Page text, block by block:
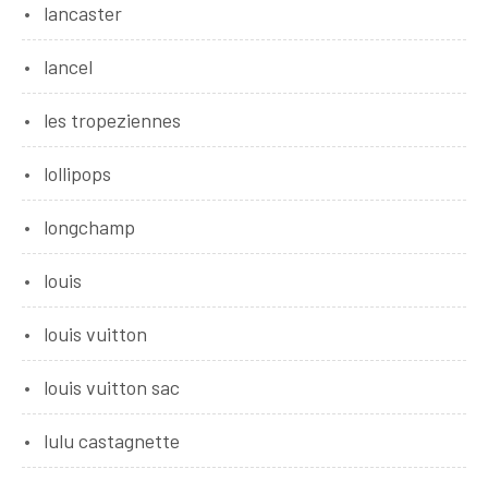
lancaster
lancel
les tropeziennes
lollipops
longchamp
louis
louis vuitton
louis vuitton sac
lulu castagnette